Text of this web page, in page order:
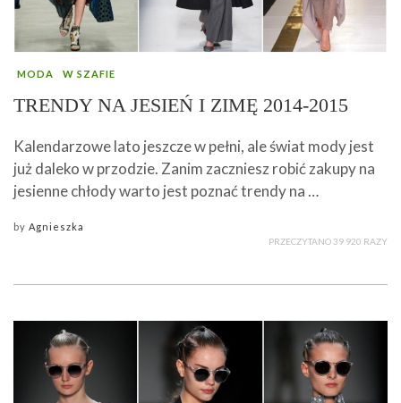
MODA W SZAFIE
TRENDY NA JESIEŃ I ZIMĘ 2014-2015
Kalendarzowe lato jeszcze w pełni, ale świat mody jest
już daleko w przodzie. Zanim zaczniesz robić zakupy na
jesienne chłody warto jest poznać trendy na …
by Agnieszka
PRZECZYTANO 39 920 RAZY